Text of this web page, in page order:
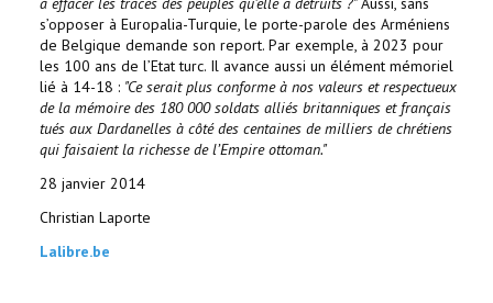
s’opposer à Europalia-Turquie, le porte-parole des Arméniens
de Belgique demande son report. Par exemple, à 2023 pour
les 100 ans de l’Etat turc. Il avance aussi un élément mémoriel
lié à 14-18 : "Ce serait plus conforme à nos valeurs et respectueux
de la mémoire des 180 000 soldats alliés britanniques et français
tués aux Dardanelles à côté des centaines de milliers de chrétiens
qui faisaient la richesse de l’Empire ottoman."
28 janvier 2014
Christian Laporte
Lalibre.be